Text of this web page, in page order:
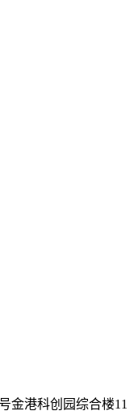
金港科创园综合楼11